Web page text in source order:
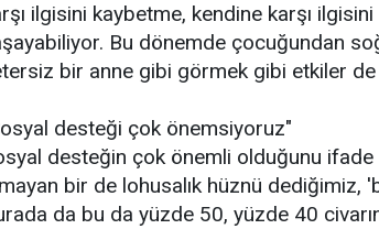
ilgisini kaybetme, kendine karşı
Bu dönemde çocuğundan
bir anne gibi görmek gibi etkiler de
desteği çok önemsiyoruz"
desteğin çok önemli olduğunu
bir de lohusalık hüznü dediğimiz,
da bu da yüzde 50, yüzde 40